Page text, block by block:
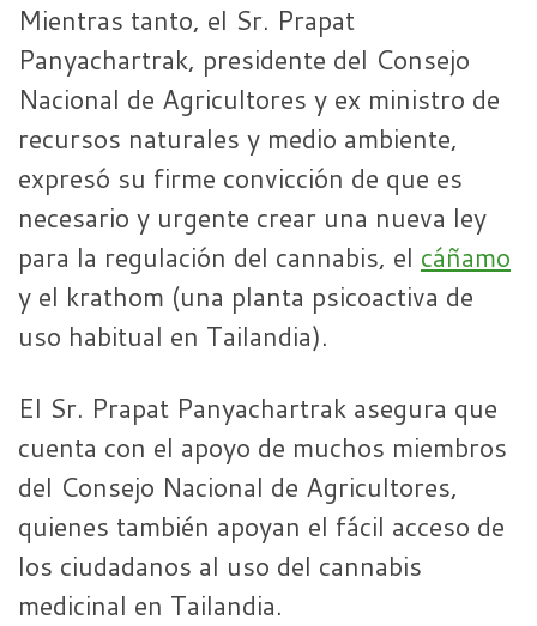
Mientras tanto, el Sr. Prapat
Panyachartrak, presidente del Consejo
Nacional de Agricultores y ex ministro de
recursos naturales y medio ambiente,
expresó su firme convicción de que es
necesario y urgente crear una nueva ley
para la regulación del cannabis, el cáñamo
y el krathom (una planta psicoactiva de
uso habitual en Tailandia).
El Sr. Prapat Panyachartrak asegura que
cuenta con el apoyo de muchos miembros
del Consejo Nacional de Agricultores,
quienes también apoyan el fácil acceso de
los ciudadanos al uso del cannabis
medicinal en Tailandia.